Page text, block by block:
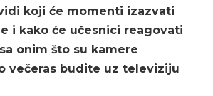
koji će momenti izazvati
i kako će učesnici reagovati
onim što su kamere
večeras budite uz televiziju